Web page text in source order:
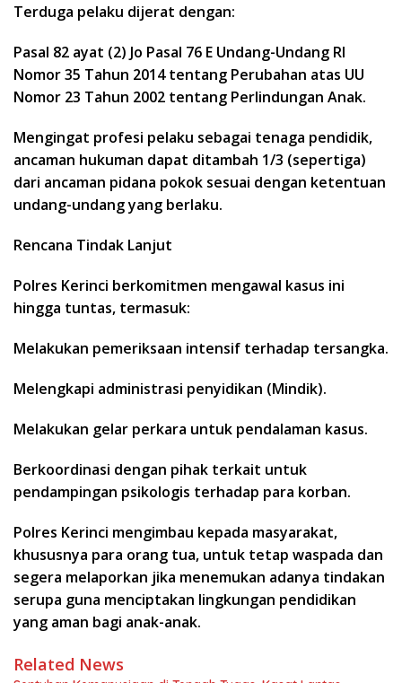
Terduga pelaku dijerat dengan:
​Pasal 82 ayat (2) Jo Pasal 76 E Undang-Undang RI
Nomor 35 Tahun 2014 tentang Perubahan atas UU
Nomor 23 Tahun 2002 tentang Perlindungan Anak.
​Mengingat profesi pelaku sebagai tenaga pendidik,
ancaman hukuman dapat ditambah 1/3 (sepertiga)
dari ancaman pidana pokok sesuai dengan ketentuan
undang-undang yang berlaku.
​Rencana Tindak Lanjut
Polres Kerinci berkomitmen mengawal kasus ini
hingga tuntas, termasuk:
​Melakukan pemeriksaan intensif terhadap tersangka.
​Melengkapi administrasi penyidikan (Mindik).
​Melakukan gelar perkara untuk pendalaman kasus.
​Berkoordinasi dengan pihak terkait untuk
pendampingan psikologis terhadap para korban.
​Polres Kerinci mengimbau kepada masyarakat,
khususnya para orang tua, untuk tetap waspada dan
segera melaporkan jika menemukan adanya tindakan
serupa guna menciptakan lingkungan pendidikan
yang aman bagi anak-anak.
Related News